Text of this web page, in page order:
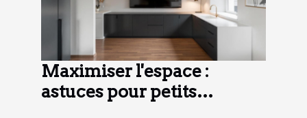
Maximiser l'espace :
astuces pour petits